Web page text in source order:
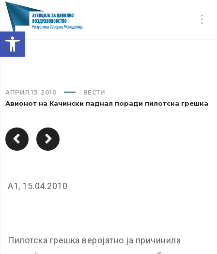
Open toolbar
АПРИЛ 15, 2010 ВЕСТИ
Авионот на Качински паднал поради пилотска грешка
А1, 15.04.2010
Пилотска грешка веројатно ја причинила